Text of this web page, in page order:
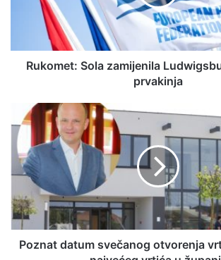
Rukomet: Sola zamijenila
prvakinja
Poznat datum svečanog otvorenja